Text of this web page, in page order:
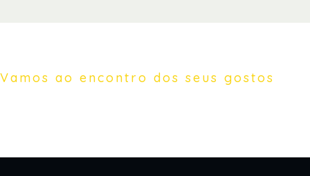
Vamos ao encontro dos seus gostos